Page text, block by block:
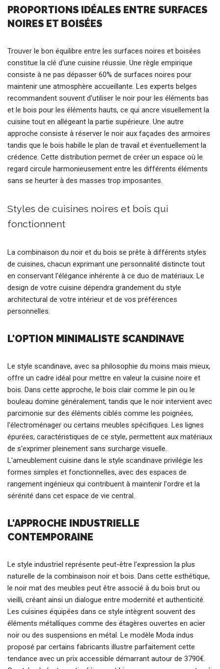
PROPORTIONS IDÉALES ENTRE SURFACES
NOIRES ET BOISÉES
Trouver le bon équilibre entre les surfaces noires et boisées
constitue la clé d'une cuisine réussie. Une règle empirique
consiste à ne pas dépasser 60% de surfaces noires pour
maintenir une atmosphère accueillante. Les experts belges
recommandent souvent d'utiliser le noir pour les éléments bas
et le bois pour les éléments hauts, ce qui ancre visuellement la
cuisine tout en allégeant la partie supérieure. Une autre
approche consiste à réserver le noir aux façades des armoires
tandis que le bois habille le plan de travail et éventuellement la
crédence. Cette distribution permet de créer un espace où le
regard circule harmonieusement entre les différents éléments
sans se heurter à des masses trop imposantes.
Styles de cuisines noires et bois qui
fonctionnent
La combinaison du noir et du bois se prête à différents styles
de cuisines, chacun exprimant une personnalité distincte tout
en conservant l'élégance inhérente à ce duo de matériaux. Le
design de votre cuisine dépendra grandement du style
architectural de votre intérieur et de vos préférences
personnelles.
L'OPTION MINIMALISTE SCANDINAVE
Le style scandinave, avec sa philosophie du moins mais mieux,
offre un cadre idéal pour mettre en valeur la cuisine noire et
bois. Dans cette approche, le bois clair comme le pin ou le
bouleau domine généralement, tandis que le noir intervient avec
parcimonie sur des éléments ciblés comme les poignées,
l'électroménager ou certains meubles spécifiques. Les lignes
épurées, caractéristiques de ce style, permettent aux matériaux
de s'exprimer pleinement sans surcharge visuelle.
L'ameublement cuisine dans le style scandinave privilégie les
formes simples et fonctionnelles, avec des espaces de
rangement ingénieux qui contribuent à maintenir l'ordre et la
sérénité dans cet espace de vie central.
L'APPROCHE INDUSTRIELLE
CONTEMPORAINE
Le style industriel représente peut-être l'expression la plus
naturelle de la combinaison noir et bois. Dans cette esthétique,
le noir mat des meubles peut être associé à du bois brut ou
vieilli, créant ainsi un dialogue entre modernité et authenticité.
Les cuisines équipées dans ce style intègrent souvent des
éléments métalliques comme des étagères ouvertes en acier
noir ou des suspensions en métal. Le modèle Moda indus
proposé par certains fabricants illustre parfaitement cette
tendance avec un prix accessible démarrant autour de 3790€.